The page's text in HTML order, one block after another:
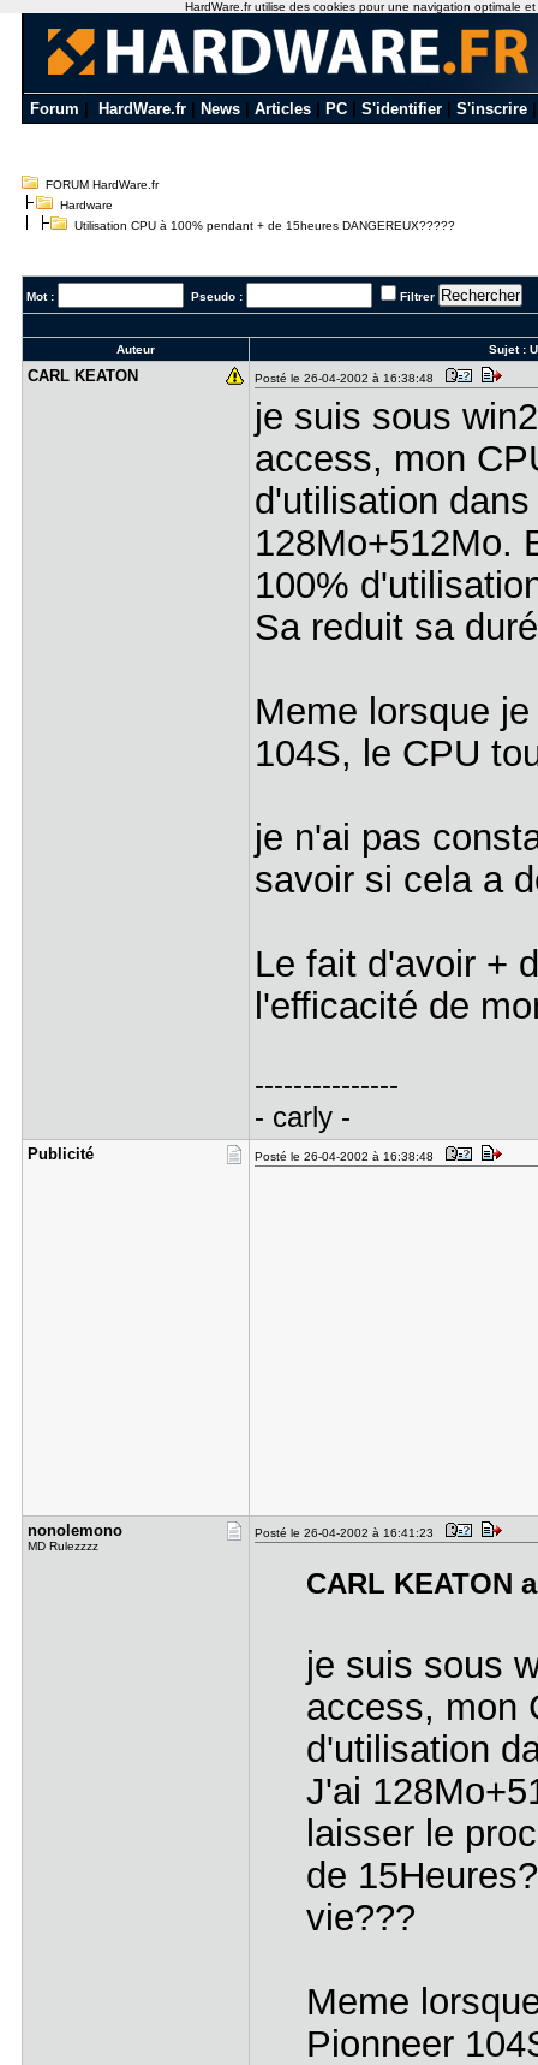
Forum HardWare.fr News Articles PC S'identifier S'inscrire
FORUM HardWare.fr
Hardware
Utilisation CPU à 100% pendant + de 15heures DANGEREUX?????
Mot : Pseudo : Filtrer
Auteur Sujet :
CARL KEATO​N Posté le 26-04-2002 à 16:38:48
je suis sous
access, mon
d'utilisation
128Mo+512Mo.
100%
Sa reduit sa
Meme lorsque
104S, le CPU
je n'ai pas
savoir si cela a
Le fait d'avoir +
l'efficacité de
---------------
- carly -
Publicité Posté le 26-04-2002 à 16:38:48
nonolemono
MD Rulezzzz
Posté le 26-04-2002 à 16:41:23
CARL KEATON
je suis sous
access, mon
d'utilisation
J'ai
laisser le
de
vie???
Meme
Pionneer
HardWare.fr utilise des cookies pour une navigation optimale